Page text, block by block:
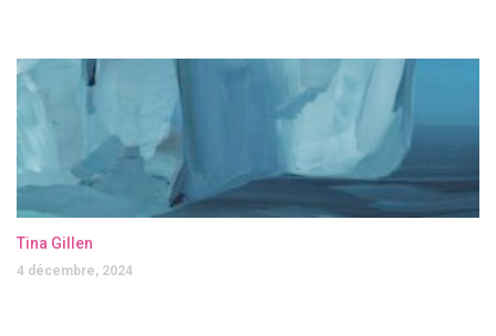
Tina Gillen
4 décembre, 2024